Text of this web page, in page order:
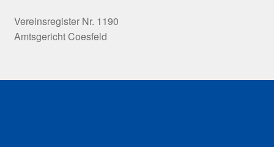
Vereinsregister Nr. 1190
Amtsgericht Coesfeld